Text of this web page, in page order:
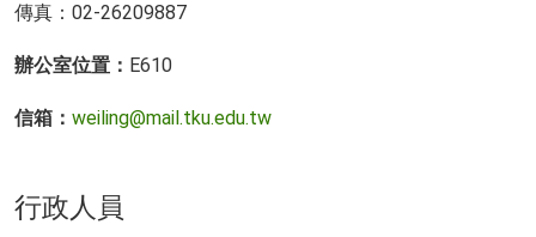
傳真：02-26209887
辦公室位置： E610
信箱： weiling@mail.tku.edu.tw
行政人員